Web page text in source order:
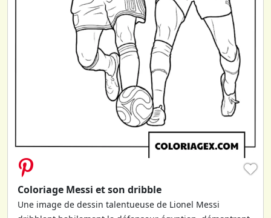
♥
Coloriage Messi et son dribble
Une image de dessin talentueuse de Lionel Messi